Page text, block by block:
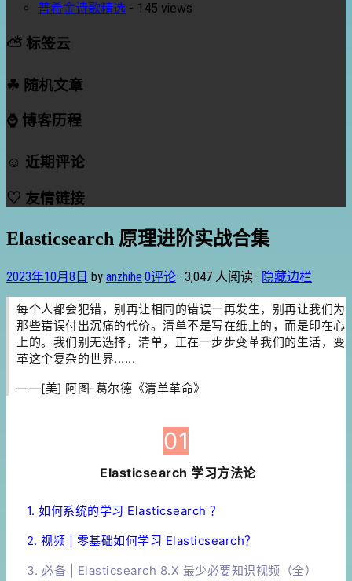
普希金诗歌精选 - 145 views
⛅ 标签云
☘ 随机文章
⌚ 博客历程
☺ 近期评论
♡ 友情链接
Elasticsearch 原理进阶实战合集
2023年10月8日 by anzhihe·0评论 · 3,047 人阅读 · 隐藏边栏
每个人都会犯错，别再让相同的错误一再发生，别再让我们为
那些错误付出沉痛的代价。清单不是写在纸上的，而是印在心
上的。我们别无选择，清单，正在一步步变革我们的生活，变
革这个复杂的世界......
——[美] 阿图-葛尔德《清单革命》
01
Elasticsearch 学习方法论
1. 如何系统的学习 Elasticsearch ？
2. 视频 | 零基础如何学习 Elasticsearch？
3. 必备 | Elasticsearch 8.X 最少必要知识视频（全）